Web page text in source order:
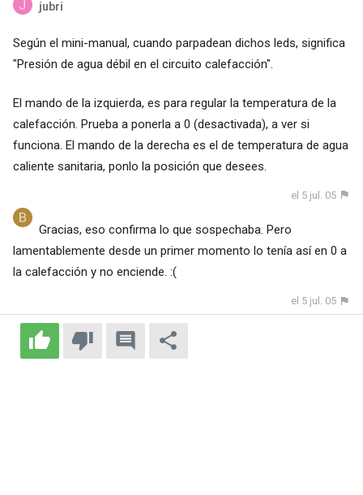
jubri
Según el mini-manual, cuando parpadean dichos leds, significa
"Presión de agua débil en el circuito calefacción".
El mando de la izquierda, es para regular la temperatura de la
calefacción. Prueba a ponerla a 0 (desactivada), a ver si
funciona. El mando de la derecha es el de temperatura de agua
caliente sanitaria, ponlo la posición que desees.
el 5 jul. 05
Gracias, eso confirma lo que sospechaba. Pero
lamentablemente desde un primer momento lo tenía así en 0 a
la calefacción y no enciende. :(
el 5 jul. 05